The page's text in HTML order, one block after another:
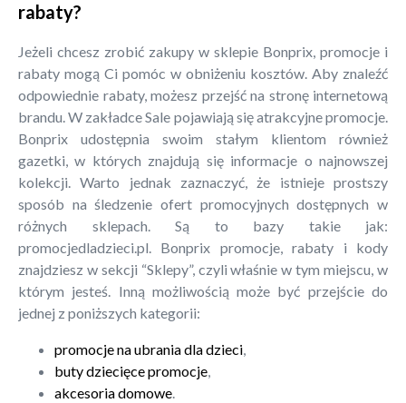
rabaty?
Jeżeli chcesz zrobić zakupy w sklepie Bonprix, promocje i
rabaty mogą Ci pomóc w obniżeniu kosztów. Aby znaleźć
odpowiednie rabaty, możesz przejść na stronę internetową
brandu. W zakładce Sale pojawiają się atrakcyjne promocje.
Bonprix udostępnia swoim stałym klientom również
gazetki, w których znajdują się informacje o najnowszej
kolekcji. Warto jednak zaznaczyć, że istnieje prostszy
sposób na śledzenie ofert promocyjnych dostępnych w
różnych sklepach. Są to bazy takie jak:
promocjedladzieci.pl. Bonprix promocje, rabaty i kody
znajdziesz w sekcji “Sklepy”, czyli właśnie w tym miejscu, w
którym jesteś. Inną możliwością może być przejście do
jednej z poniższych kategorii:
promocje na ubrania dla dzieci,
buty dziecięce promocje,
akcesoria domowe.